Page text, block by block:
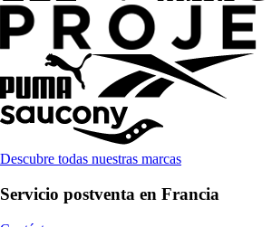
Descubre todas nuestras marcas
Servicio postventa en Francia